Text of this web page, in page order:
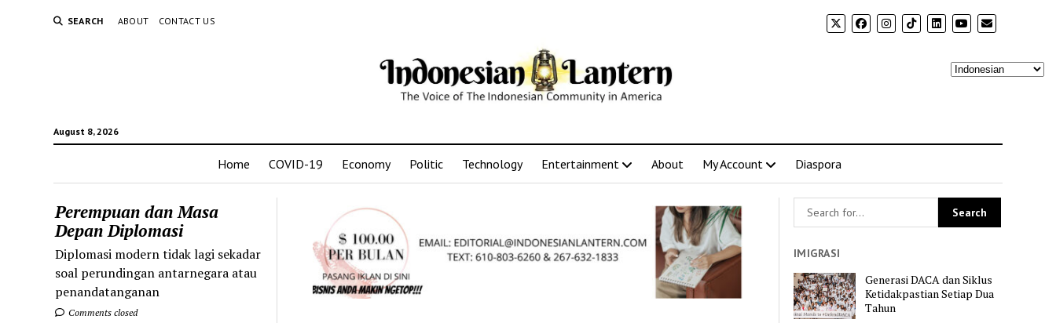
SEARCH ABOUT CONTACT US
August 8, 2026
Home COVID-19 Economy Politic Technology Entertainment About My Account Diaspora
Perempuan dan Masa
Depan Diplomasi
Diplomasi modern tidak lagi sekadar
soal perundingan antarnegara atau
penandatanganan
Comments closed
IMIGRASI
Generasi DACA dan Siklus
Ketidakpastian Setiap Dua
Tahun